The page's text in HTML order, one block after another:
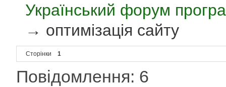
Український форум
→ оптимізація сайту
Сторінки 1
Повідомлення: 6